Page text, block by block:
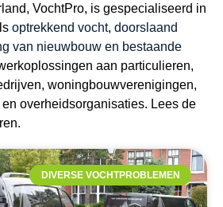
VochtPro, is gespecialiseerd in
optrekkend vocht, doorslaand
van nieuwbouw en bestaande
aan particulieren,
woningbouwverenigingen,
overheidsorganisaties. Lees de
DIVERSE VOCHTPROBLEMEN